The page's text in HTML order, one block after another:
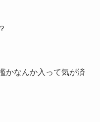
かなんか入って気が済